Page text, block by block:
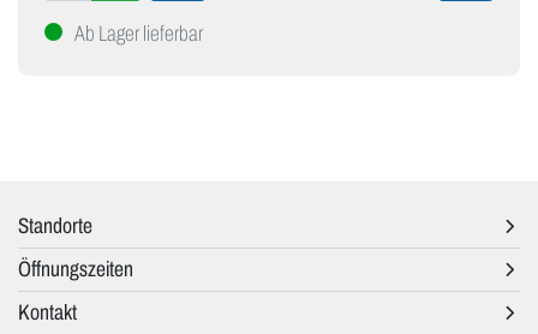
Ab Lager lieferbar
Standorte
Öffnungszeiten
Kontakt